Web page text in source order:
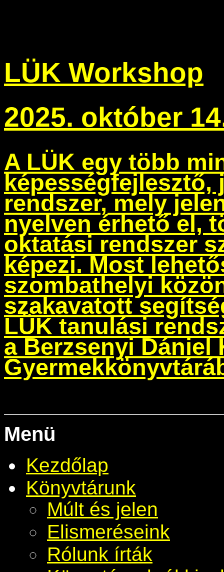
LÜK Workshop
2025. október
A LÜK egy több
képességfejlesztő,
rendszer, mely
nyelven érhető el,
oktatási rendszer
képezi. Most
szombathelyi
szakavatott
LÜK tanulási
a Berzsenyi Dániel
Menü
Kezdőlap
Könyvtárunk
Múlt és jelen
Elismeréseink
Rólunk írták